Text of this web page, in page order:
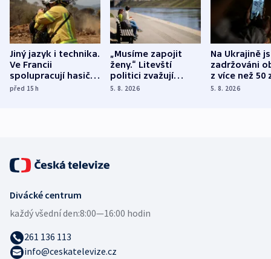
Jiný jazyk i technika.
Ve Francii
spolupracují hasiči z
různých zemí
před 15h
„Musíme zapojit
ženy.“ Litevští
politici zvažují
dohodu o
5. 8. 2026
Na Ukrajině
zadržováni
z více než 50
Bojovali na
5. 8. 2026
Divácké centrum
každý všední den:8:00—16:00 hodin
261 136 113
info@ceskatelevize.cz